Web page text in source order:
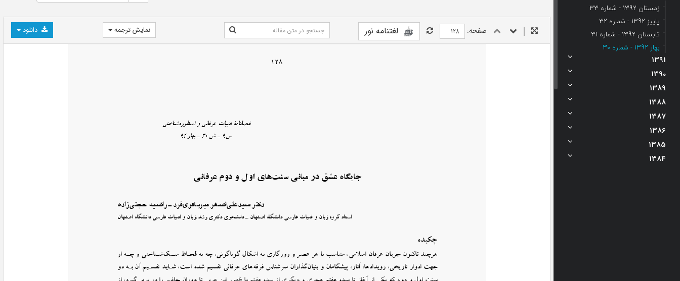
زمستان 1392 - شماره 33
پاییز 1392 - شماره 32
تابستان 1392 - شماره 31
بهار 1392 - شماره 30
1391
1390
1389
1388
1387
1386
1385
1384
صفحه: لغتنامه نور دانلود نمایش ترجمه